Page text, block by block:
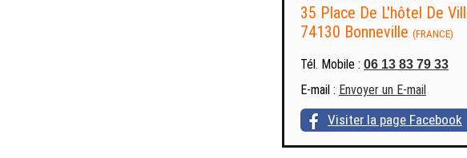
35 Place De L'hôtel De
74130 Bonneville (FRANCE)
Tél. Mobile : 06 13 83 79 33
E-mail : Envoyer un E-mail
Visiter la page Facebook